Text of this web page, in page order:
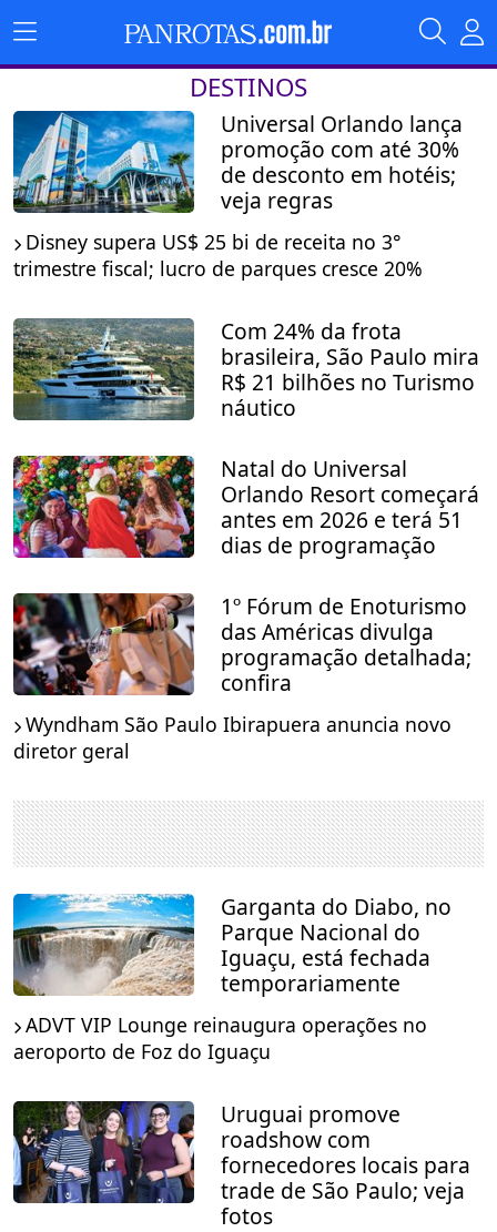
DESTINOS
Universal Orlando lança
promoção com até 30%
de desconto em hotéis;
veja regras
Disney supera US$ 25 bi de receita no 3°
trimestre fiscal; lucro de parques cresce 20%
Com 24% da frota
brasileira, São Paulo mira
R$ 21 bilhões no Turismo
náutico
Natal do Universal
Orlando Resort começará
antes em 2026 e terá 51
dias de programação
1º Fórum de Enoturismo
das Américas divulga
programação detalhada;
confira
Wyndham São Paulo Ibirapuera anuncia novo
diretor geral
Garganta do Diabo, no
Parque Nacional do
Iguaçu, está fechada
temporariamente
ADVT VIP Lounge reinaugura operações no
aeroporto de Foz do Iguaçu
Uruguai promove
roadshow com
fornecedores locais para
trade de São Paulo; veja
fotos